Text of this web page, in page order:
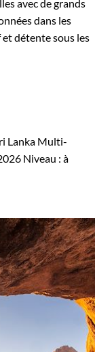
avec de grands
dans les
détente sous les
Lanka Multi-
Niveau : à